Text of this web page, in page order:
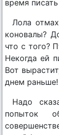
время
Лола
коновалы?
что с того?
Некогда ей
Вот
днем раньше!
Надо
попыток